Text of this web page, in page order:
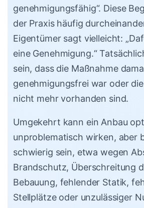
genehmigungsfähig“. Diese
der Praxis häufig
Eigentümer sagt vielleicht:
eine Genehmigung.“
sein, dass die Maßnahme
genehmigungsfrei war oder
nicht mehr vorhanden sind.
Umgekehrt kann ein Anbau
unproblematisch wirken, aber
schwierig sein, etwa wegen
Brandschutz, Überschreitung
Bebauung, fehlender Statik,
Stellplätze oder unzulässiger